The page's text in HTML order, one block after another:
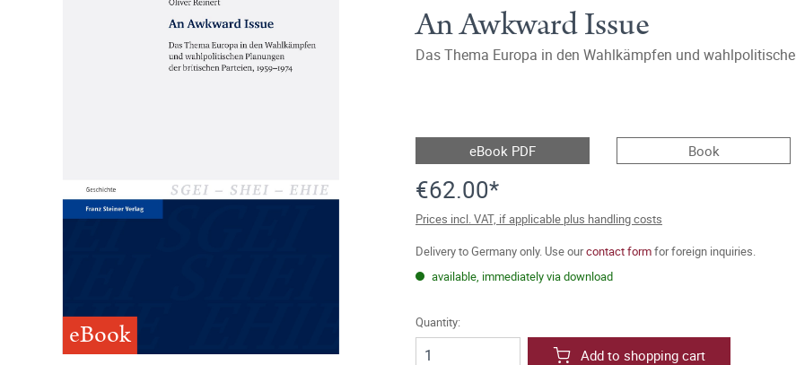
eBook
An Awkward Issue
Das Thema Europa in den Wahlkämpfen und
eBook PDF Book
€62.00*
Prices incl. VAT, if applicable plus handling costs
Delivery to Germany only. Use ourcontact formfor foreign inquiries.
available, immediately via download
Quantity:
Add to shopping cart